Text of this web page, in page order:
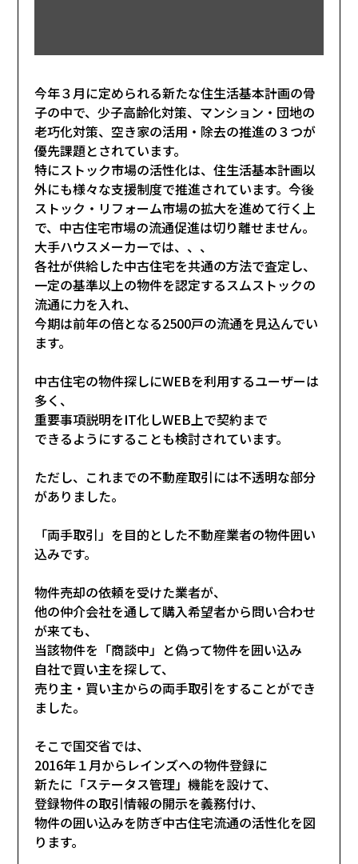
今年３月に定められる新たな住生活基本計画の骨
子の中で、少子高齢化対策、マンション・団地の
老巧化対策、空き家の活用・除去の推進の３つが
優先課題とされています。
特にストック市場の活性化は、住生活基本計画以
外にも様々な支援制度で推進されています。今後
ストック・リフォーム市場の拡大を進めて行く上
で、中古住宅市場の流通促進は切り離せません。
大手ハウスメーカーでは、、、
各社が供給した中古住宅を共通の方法で査定し、
一定の基準以上の物件を認定するスムストックの
流通に力を入れ、
今期は前年の倍となる2500戸の流通を見込んでい
ます。
中古住宅の物件探しにWEBを利用するユーザーは
多く、
重要事項説明をIT化しWEB上で契約まで
できるようにすることも検討されています。
ただし、これまでの不動産取引には不透明な部分
がありました。
「両手取引」を目的とした不動産業者の物件囲い
込みです。
物件売却の依頼を受けた業者が、
他の仲介会社を通して購入希望者から問い合わせ
が来ても、
当該物件を「商談中」と偽って物件を囲い込み
自社で買い主を探して、
売り主・買い主からの両手取引をすることができ
ました。
そこで国交省では、
2016年１月からレインズへの物件登録に
新たに「ステータス管理」機能を設けて、
登録物件の取引情報の開示を義務付け、
物件の囲い込みを防ぎ中古住宅流通の活性化を図
ります。